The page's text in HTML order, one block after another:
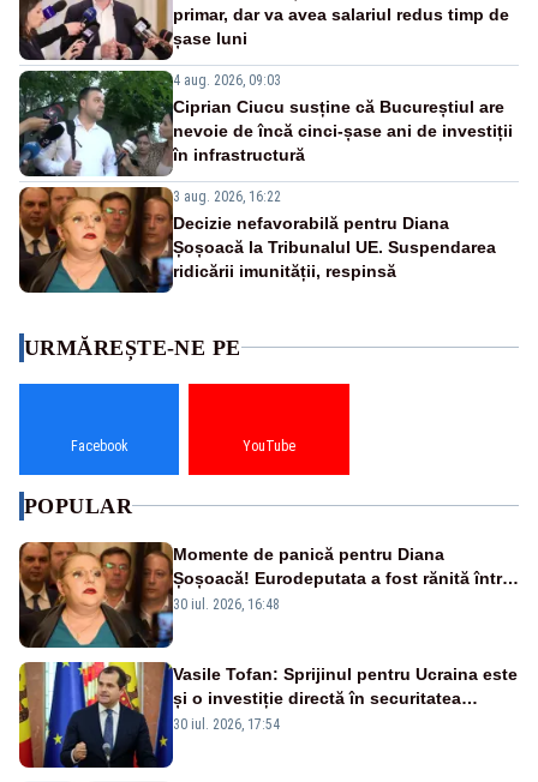
primar, dar va avea salariul redus timp de
șase luni
4 aug. 2026, 09:03
Ciprian Ciucu susține că Bucureștiul are
nevoie de încă cinci-șase ani de investiții
în infrastructură
3 aug. 2026, 16:22
Decizie nefavorabilă pentru Diana
Șoșoacă la Tribunalul UE. Suspendarea
ridicării imunității, respinsă
URMĂREȘTE-NE PE
Facebook YouTube
POPULAR
Momente de panică pentru Diana
Șoșoacă! Eurodeputata a fost rănită într-
un accident rutier
30 iul. 2026, 16:48
Vasile Tofan: Sprijinul pentru Ucraina este
și o investiție directă în securitatea
Republicii Moldova și a întregii regiuni
30 iul. 2026, 17:54